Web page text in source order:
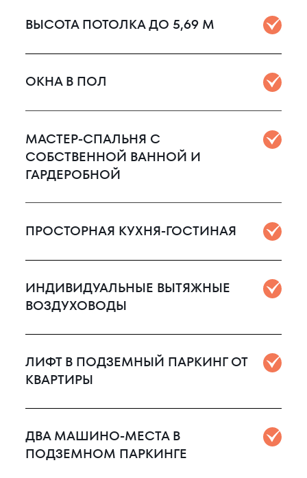
ВЫСОТА ПОТОЛКА ДО 5,69 М
ОКНА В ПОЛ
МАСТЕР-СПАЛЬНЯ С
СОБСТВЕННОЙ ВАННОЙ И
ГАРДЕРОБНОЙ
ПРОСТОРНАЯ КУХНЯ-ГОСТИНАЯ
ИНДИВИДУАЛЬНЫЕ ВЫТЯЖНЫЕ
ВОЗДУХОВОДЫ
ЛИФТ В ПОДЗЕМНЫЙ ПАРКИНГ ОТ
КВАРТИРЫ
ДВА МАШИНО-МЕСТА В
ПОДЗЕМНОМ ПАРКИНГЕ